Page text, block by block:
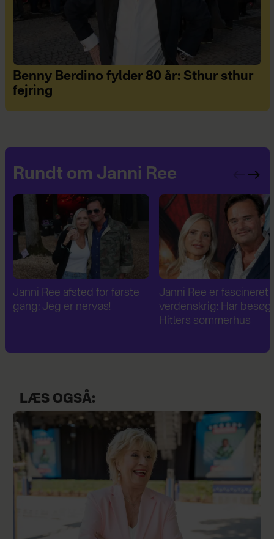
Benny Berdino fylder 80 år: Sthur sthur
fejring
Rundt om Janni Ree
Janni Ree er fascineret af 2.
verdenskrig: Har besøgt
Janni Ree bryder
tavsheden: "Det er
fuldstændig absurd"
LÆS OGSÅ: